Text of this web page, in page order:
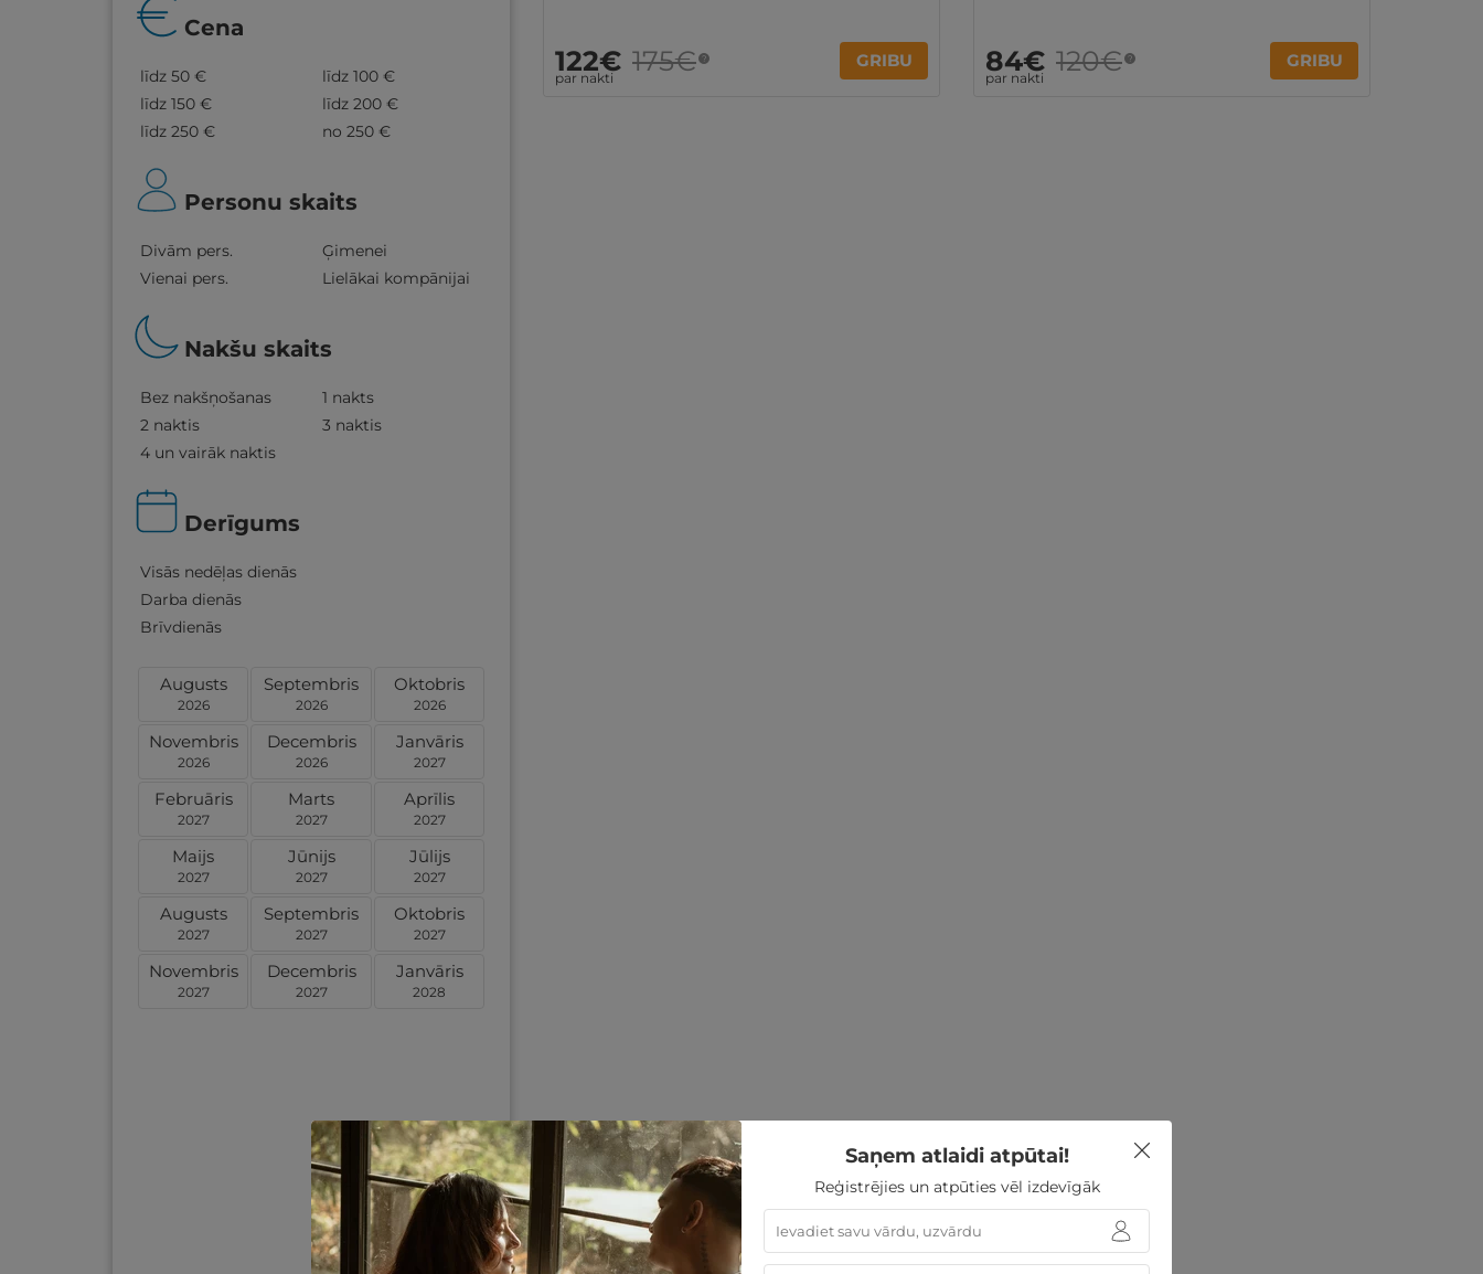
Cena
līdz 50 €
līdz 100 €
līdz 150 €
līdz 200 €
līdz 250 €
no 250 €
Personu skaits
Divām pers.
Ģimenei
Vienai pers.
Lielākai kompānijai
Nakšu skaits
Bez nakšņošanas
1 nakts
2 naktis
3 naktis
4 un vairāk naktis
Derīgums
Visās nedēļas dienās
Darba dienās
Brīvdienās
Augusts
2026
Septembris
2026
Oktobris
2026
Novembris
2026
Decembris
2026
Janvāris
2027
Februāris
2027
Marts
2027
Aprīlis
2027
Maijs
2027
Jūnijs
2027
Jūlijs
2027
Augusts
2027
Septembris
2027
Oktobris
2027
Novembris
2027
Decembris
2027
Janvāris
2028
122€
par nakti
175€ ? GRIBU 84€
par nakti
120€ ? GRIBU
Saņem atlaidi atpūtai!
Reģistrējies un atpūties vēl izdevīgāk